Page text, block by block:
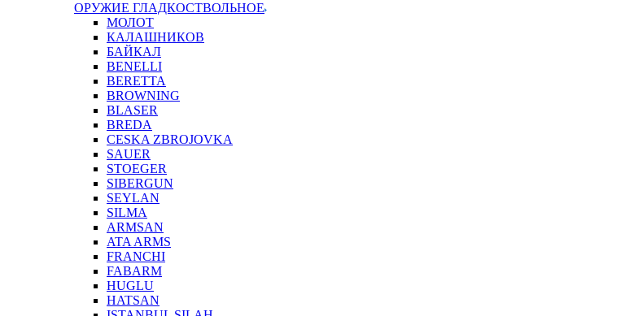
ОРУЖИЕ ГЛАДКОСТВОЛЬНОЕ
МОЛОТ
КАЛАШНИКОВ
БАЙКАЛ
BENELLI
BERETTA
BROWNING
BLASER
BREDA
CESKA ZBROJOVKA
SAUER
STOEGER
SIBERGUN
SEYLAN
SILMA
ARMSAN
ATA ARMS
FRANCHI
FABARM
HUGLU
HATSAN